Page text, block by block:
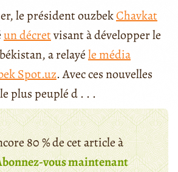
le président ouzbekChavkat
un décretvisant à développer le
a relayéle média
Spot.uz. Avec ces nouvelles
plus peuplé d . . .
80 % de cet article à
vous maintenant